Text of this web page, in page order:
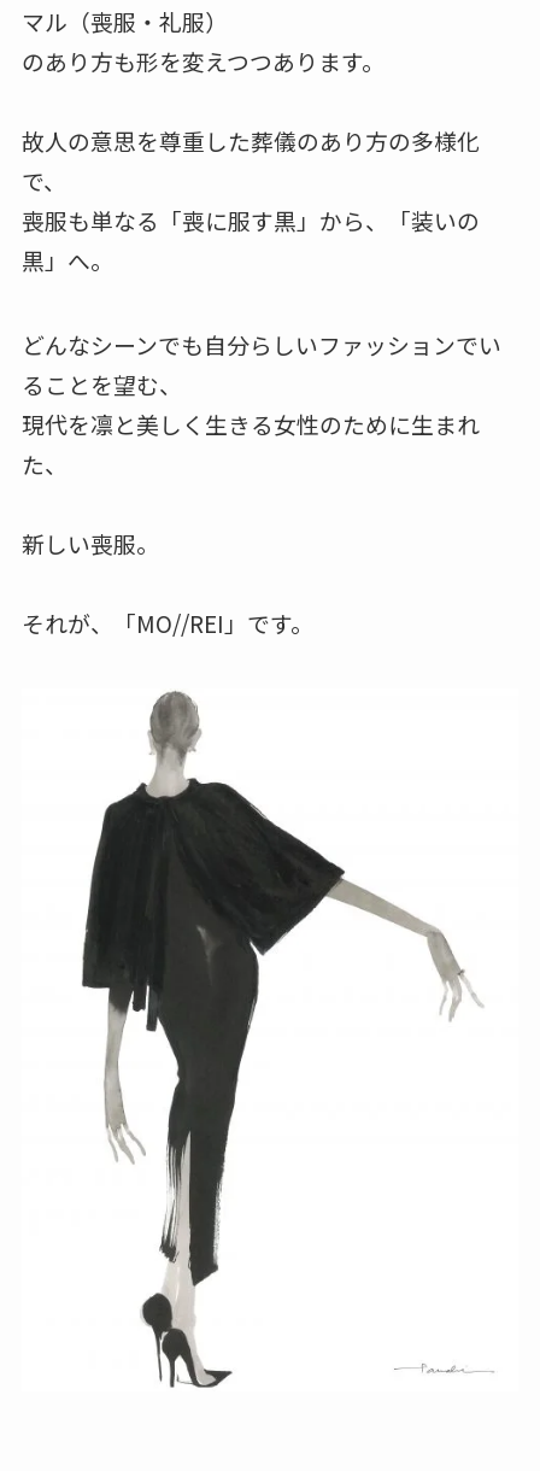
マル（喪服・礼服）
のあり方も形を変えつつあります。
故人の意思を尊重した葬儀のあり方の多様化
で、
喪服も単なる「喪に服す黒」から、「装いの
黒」へ。
どんなシーンでも自分らしいファッションでい
ることを望む、
現代を凛と美しく生きる女性のために生まれ
た、
新しい喪服。
それが、「MO//REI」です。